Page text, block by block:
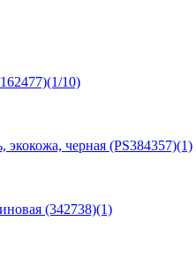
10)
экокожа, черная (PS384357)(1)
(342738)(1)